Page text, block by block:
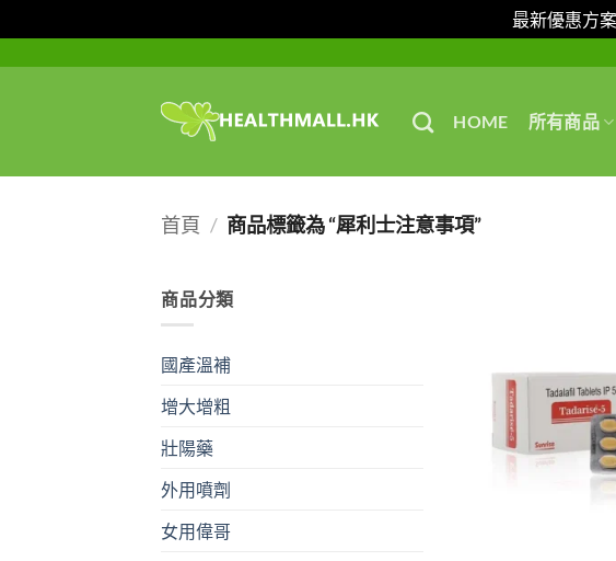
最新優惠方
HOME 所有商品
首頁 / 商品標籤為 “犀利士注意事項”
商品分類
國產溫補
增大增粗
壯陽藥
外用噴劑
女用偉哥